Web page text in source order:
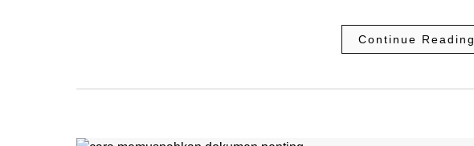
Continue Reading